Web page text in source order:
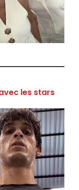
les stars